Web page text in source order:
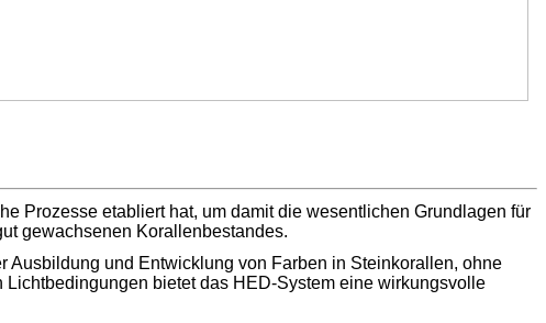
Prozesse etabliert hat, um damit die wesentlichen Grundlagen für
gewachsenen Korallenbestandes.
Ausbildung und Entwicklung von Farben in Steinkorallen, ohne
bietet das HED-System eine wirkungsvolle